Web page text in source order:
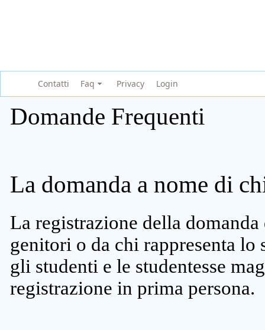
Contatti Faq Privacy Login
Domande Frequenti
La domanda a nome di
La registrazione della
genitori o da chi rappresenta lo
gli studenti e le studentesse
registrazione in prima persona.